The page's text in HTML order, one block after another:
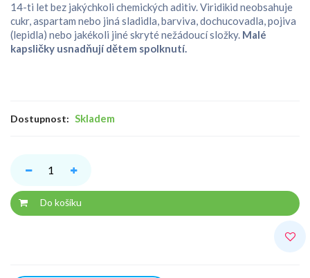
14-ti let bez jakýchkoli chemických aditiv. Viridikid neobsahuje
cukr, aspartam nebo jiná sladidla, barviva, dochucovadla, pojiva
(lepidla) nebo jakékoli jiné skryté nežádoucí složky. Malé
kapsličky usnadňují dětem spolknutí.
Dostupnost: Skladem
Do košíku